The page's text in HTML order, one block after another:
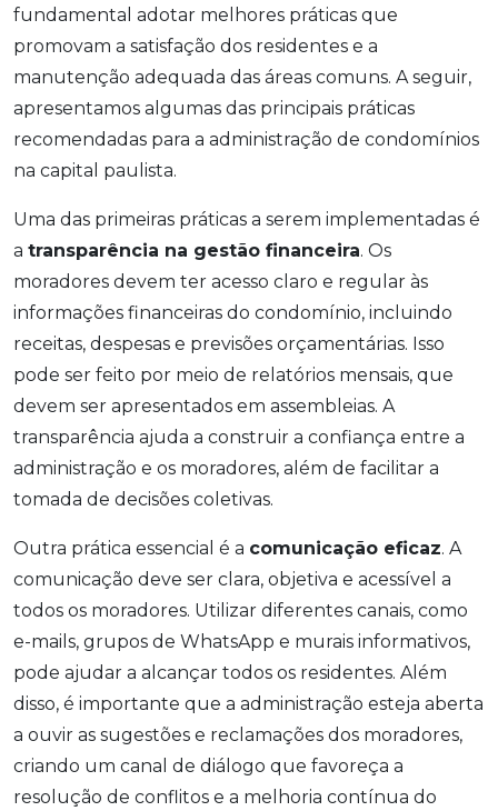
fundamental adotar melhores práticas que
promovam a satisfação dos residentes e a
manutenção adequada das áreas comuns. A seguir,
apresentamos algumas das principais práticas
recomendadas para a administração de condomínios
na capital paulista.
Uma das primeiras práticas a serem implementadas é
a transparência na gestão financeira. Os
moradores devem ter acesso claro e regular às
informações financeiras do condomínio, incluindo
receitas, despesas e previsões orçamentárias. Isso
pode ser feito por meio de relatórios mensais, que
devem ser apresentados em assembleias. A
transparência ajuda a construir a confiança entre a
administração e os moradores, além de facilitar a
tomada de decisões coletivas.
Outra prática essencial é a comunicação eficaz. A
comunicação deve ser clara, objetiva e acessível a
todos os moradores. Utilizar diferentes canais, como
e-mails, grupos de WhatsApp e murais informativos,
pode ajudar a alcançar todos os residentes. Além
disso, é importante que a administração esteja aberta
a ouvir as sugestões e reclamações dos moradores,
criando um canal de diálogo que favoreça a
resolução de conflitos e a melhoria contínua do